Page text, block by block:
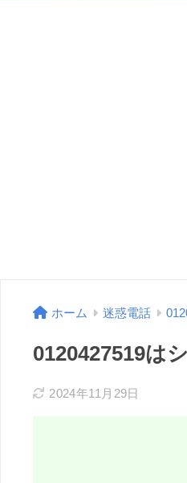
ホーム 迷惑電話
0120427519は
2024年11月29日